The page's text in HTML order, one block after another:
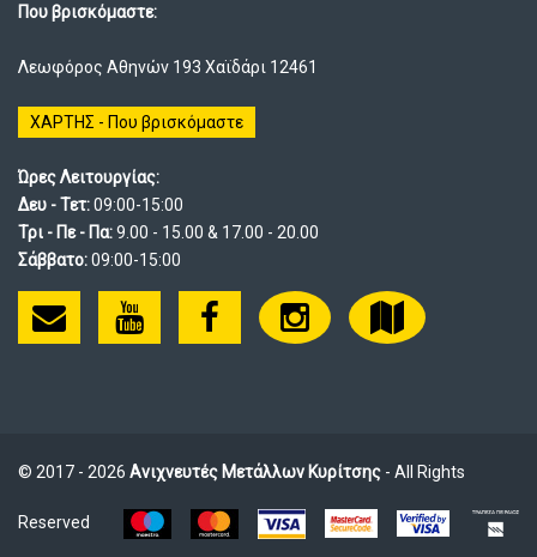
Που βρισκόμαστε:
Λεωφόρος Αθηνών 193 Χαϊδάρι 12461
ΧΑΡΤΗΣ - Που βρισκόμαστε
Ώρες Λειτουργίας:
Δευ - Τετ:09:00-15:00
Τρι - Πε - Πα:9.00 - 15.00 & 17.00 - 20.00
Σάββατο:09:00-15:00
© 2017 - 2026 Ανιχνευτές Μετάλλων Κυρίτσης - All Rights
Reserved